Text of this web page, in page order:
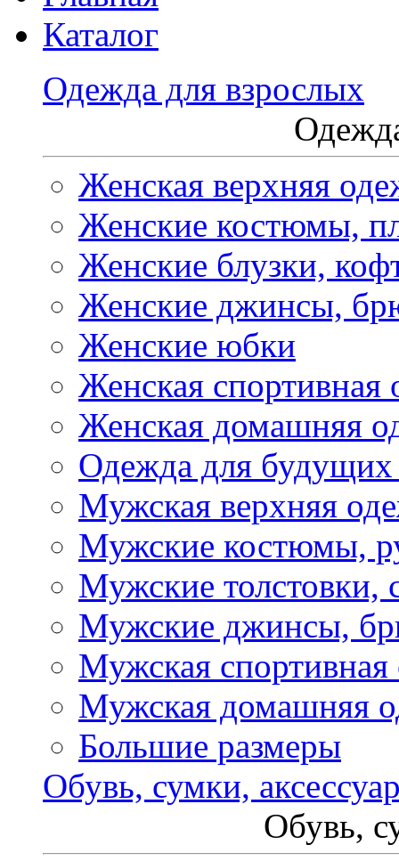
Каталог
Одежда для взрослых
Женская верхняя
Женские костюмы,
Женские блузки,
Женские джинсы,
Женские юбки
Женская спортивная
Женская домашняя
Одежда для
Мужская верхняя
Мужские костюмы,
Мужские толстовки,
Мужские джинсы,
Мужская спортивная
Мужская домашняя
Большие размеры
Обувь, сумки,
Обувь,